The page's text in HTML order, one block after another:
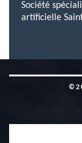
Société
artificielle